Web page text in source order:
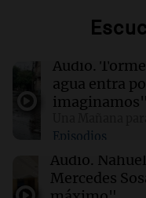
Clima
este domingo 9
00:21 Clima
este domingo 9
00:16 Clima
Audio.
agua entra
imaginamos"
Episodios
Audio.
Mercedes